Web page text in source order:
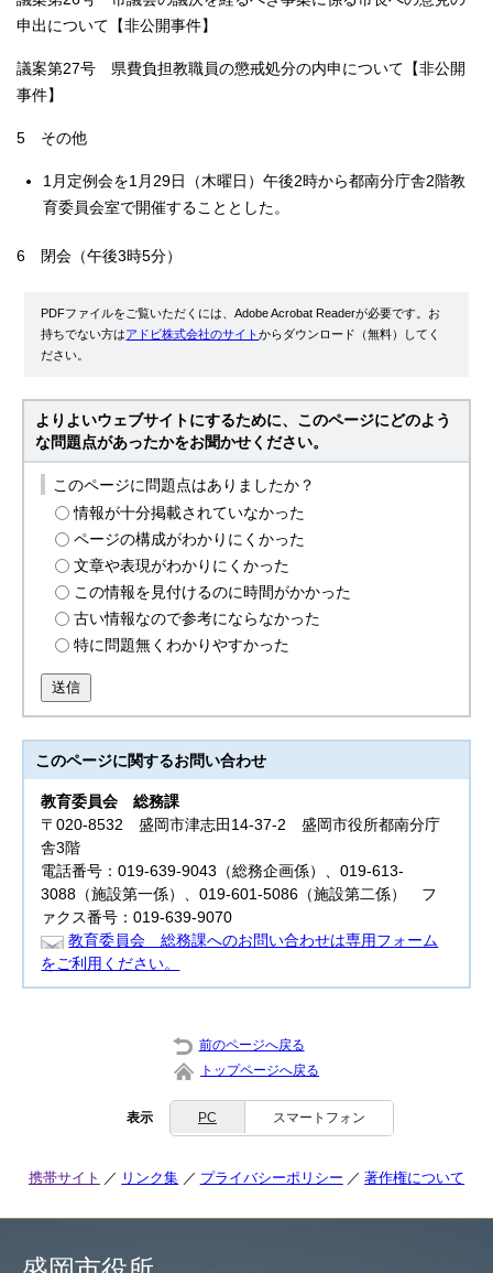
申出について【非公開事件】
議案第27号 県費負担教職員の懲戒処分の内申について【非公開
事件】
5 その他
1月定例会を1月29日（木曜日）午後2時から都南分庁舎2階教
育委員会室で開催することとした。
6 閉会（午後3時5分）
PDFファイルをご覧いただくには、Adobe Acrobat Readerが必要です。お
持ちでない方はアドビ株式会社のサイトからダウンロード（無料）してく
ださい。
よりよいウェブサイトにするために、このページにどのよう
な問題点があったかをお聞かせください。
このページに問題点はありましたか？
情報が十分掲載されていなかった
ページの構成がわかりにくかった
文章や表現がわかりにくかった
この情報を見付けるのに時間がかかった
古い情報なので参考にならなかった
特に問題無くわかりやすかった
送信
このページに関するお問い合わせ
教育委員会総務課
〒020-8532 盛岡市津志田14-37-2 盛岡市役所都南分庁
舎3階
電話番号：019-639-9043（総務企画係）、019-613-
3088（施設第一係）、019-601-5086（施設第二係） フ
ァクス番号：019-639-9070
教育委員会 総務課へのお問い合わせは専用フォーム
をご利用ください。
前のページへ戻る
トップページへ戻る
表示 PC スマートフォン
携帯サイト リンク集 プライバシーポリシー 著作権について